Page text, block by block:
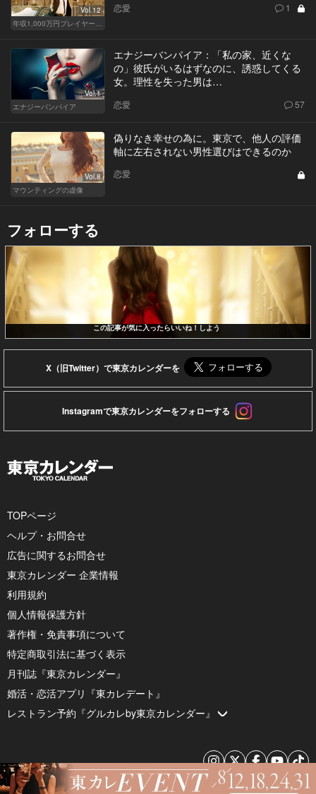
Vol.12
恋愛 1
Vol.1
エナジーバンパイア
エナジーバンパイア：「私の家、近くな
の」彼氏がいるはずなのに、誘惑してくる
女。理性を失った男は…
恋愛 57
Vol.8
マウンティングの虚像
偽りなき幸せの為に。東京で、他人の評価
軸に左右されない男性選びはできるのか
恋愛
フォローする
この記事が気に入ったらいいね！しよう
X（旧Twitter）で東京カレンダーを
Instagramで東京カレンダーをフォローする
TOPページ
ヘルプ・お問合せ
広告に関するお問合せ
東京カレンダー 企業情報
利用規約
個人情報保護方針
著作権・免責事項について
特定商取引法に基づく表示
月刊誌『東京カレンダー』
婚活・恋活アプリ『東カレデート』
レストラン予約『グルカレby東京カレンダー』
© 2026 by Tokyo Calendar, Inc.